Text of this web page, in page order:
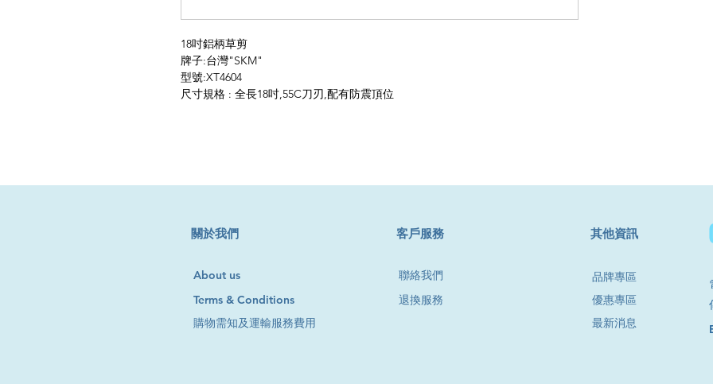
18吋鋁柄草剪
牌子:台灣"SKM"
型號:XT4604
尺寸規格 : 全長18吋,55C刀刃,配有防震頂位
​關於我們
About us
Terms & Conditions
​客戶服務
聯絡我們
退換服務
購物需知及運輸服務費用
其他資訊
品牌專區
優惠專區
最新消息